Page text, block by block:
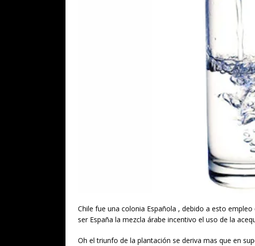
Chile fue una colonia Española , debido a esto
ser España la mezcla árabe incentivo el uso de la
Oh el triunfo de la plantación se deriva mas que en